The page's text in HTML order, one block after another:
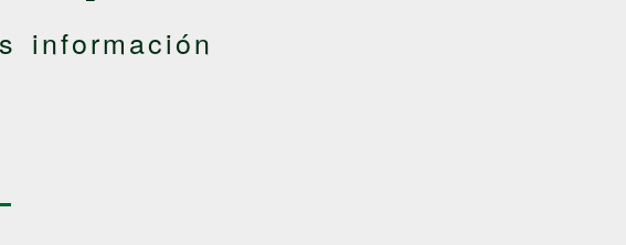
información